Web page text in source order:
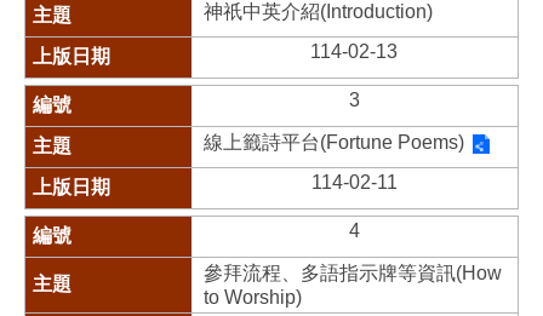
神祇中英介紹(Introduction)
114-02-13
3
線上籤詩平台(Fortune Poems)
114-02-11
4
參拜流程、多語指示牌等資訊(How
to Worship)